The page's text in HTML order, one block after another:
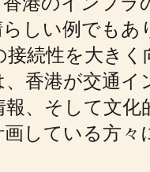
しい例でも
続性を大き
香港が交通
、そして文
している方